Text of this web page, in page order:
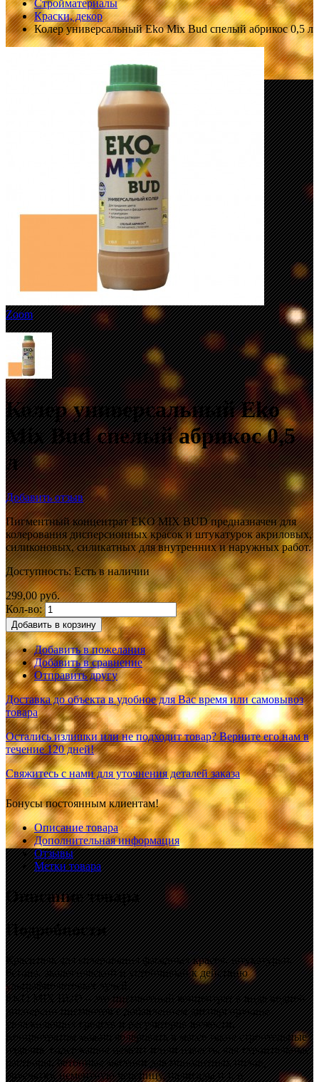
Стройматериалы
Краски, декор
Колер универсальный Eko Mix Bud спелый абрикос 0,5 л
Zoom
Колер универсальный Eko
Mix Bud спелый абрикос 0,5
л
Добавить отзыв
Пигментный концентрат EKO MIX BUD предназначен для
колерования дисперсионных красок и штукатурок акриловых,
силиконовых, силикатных для внутренних и наружных работ.
Доступность:Есть в наличии
299,00 руб.
Кол-во:
Добавить в корзину
Добавить в пожелания
Добавить в сравнение
Отправить другу
Доставка до объекта в удобное для Вас время или самовывоз
товара
Остались излишки или не подходит товар? Верните его нам в
течение 120 дней!
Свяжитесь с нами для уточнения деталей заказа
Бонусы постоянным клиентам!
Описание товара
Дополнительная информация
Отзывы
Метки товара
Описание товара
Подробности
Краситель для колерования фасадных красок, штукатурки,
бетона, экологический и устойчивый к действию
ультрафиолетовых лучей.
EKO MIX BUD – это пигментный концентрат в виде водной
дисперсии пигментов с добавлением диспергирующе-
увлажняющих средств и регуляторов вязкости.
Концентратом можно колеровать в массе такие строительные
изделия, содержащие цемент и/или известь, как строительные
растворы, бетонные мастики для монолитных полов,
брусчатку, цементную черепицу, палисады и т. п.